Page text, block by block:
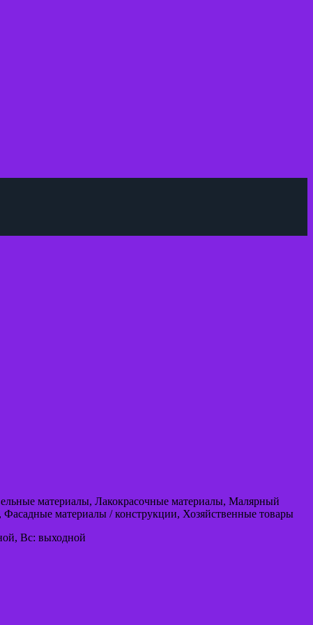
материалы, Лакокрасочные материалы, Малярный
материалы / конструкции, Хозяйственные товары
Вс: выходной